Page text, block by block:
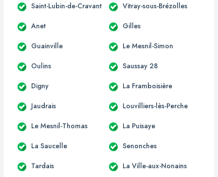
Saint-Lubin-de-Cravant Vitray-sous-Brézolles
Anet Gilles
Guainville Le Mesnil-Simon
Oulins Saussay 28
Digny La Framboisière
Jaudrais Louvilliers-lès-Perche
Le Mesnil-Thomas La Puisaye
La Saucelle Senonches
Tardais La Ville-aux-Nonains